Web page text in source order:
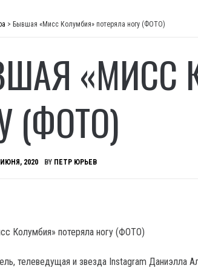
> Бывшая «Мисс Колумбия» потеряла ногу (ФОТО)
«МИСС
(ФОТО)
2020 BY ПЕТР ЮРЬЕВ
телеведущая и звезда Instagram Даниэлла